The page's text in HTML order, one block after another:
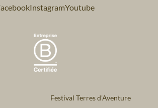
InstagramYoutube
Festival Terres d'Aventure